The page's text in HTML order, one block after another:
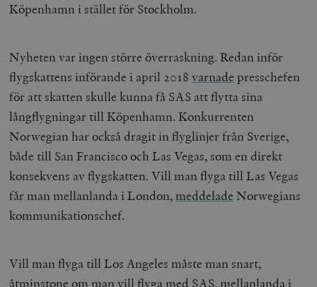
Köpenhamn i stället för Stockholm.
Nyheten var ingen större överraskning. Redan inför
flygskattens införande i april 2018varnade presschefen
för att skatten skulle kunna få SAS att flytta sina
långflygningar till Köpenhamn. Konkurrenten
Norwegian har också dragit in flyglinjer från Sverige,
både till San Francisco och Las Vegas, som en direkt
konsekvens av flygskatten. Vill man flyga till Las Vegas
får man mellanlanda i London,meddelade Norwegians
kommunikationschef.
Vill man flyga till Los Angeles måste man snart,
åtminstone om man vill flyga med SAS, mellanlanda i